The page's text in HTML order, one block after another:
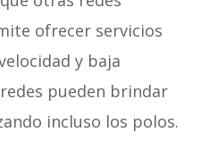
ofrecer servicios
y baja
pueden brindar
incluso los polos.